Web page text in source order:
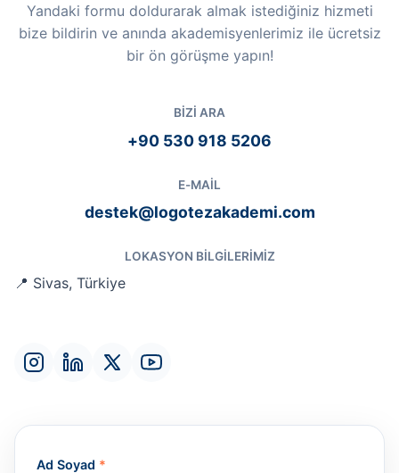
Yandaki formu doldurarak almak istediğiniz hizmeti
bize bildirin ve anında akademisyenlerimiz ile ücretsiz
bir ön görüşme yapın!
BIZI ARA
+90 530 918 5206
E-MAIL
destek@logotezakademi.com
LOKASYON BILGILERIMIZ
📍 Sivas, Türkiye
Ad Soyad *